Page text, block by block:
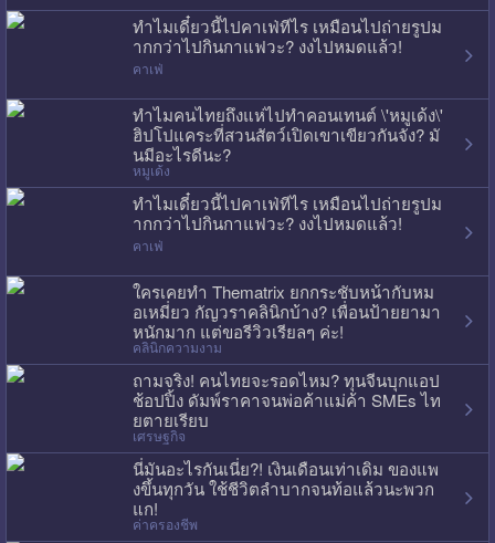
ทำไมเดี๋ยวนี้ไปคาเฟ่ทีไร เหมือนไปถ่ายรูปม
ากกว่าไปกินกาแฟวะ? งงไปหมดแล้ว!
คาเฟ่
ทำไมคนไทยถึงแห่ไปทำคอนเทนต์ \'หมูเด้ง\'
ฮิปโปแคระที่สวนสัตว์เปิดเขาเขียวกันจัง? มั
นมีอะไรดีนะ?
หมูเด้ง
ทำไมเดี๋ยวนี้ไปคาเฟ่ทีไร เหมือนไปถ่ายรูปม
ากกว่าไปกินกาแฟวะ? งงไปหมดแล้ว!
คาเฟ่
ใครเคยทำ Thematrix ยกกระชับหน้ากับหม
อเหมี่ยว กัญวราคลินิกบ้าง? เพื่อนป้ายยามา
หนักมาก แต่ขอรีวิวเรียลๆ ค่ะ!
คลินิกความงาม
ถามจริง! คนไทยจะรอดไหม? ทุนจีนบุกแอป
ช้อปปิ้ง ดัมพ์ราคาจนพ่อค้าแม่ค้า SMEs ไท
ยตายเรียบ
เศรษฐกิจ
นี่มันอะไรกันเนี่ย?! เงินเดือนเท่าเดิม ของแพ
งขึ้นทุกวัน ใช้ชีวิตลำบากจนท้อแล้วนะพวก
แก!
ค่าครองชีพ